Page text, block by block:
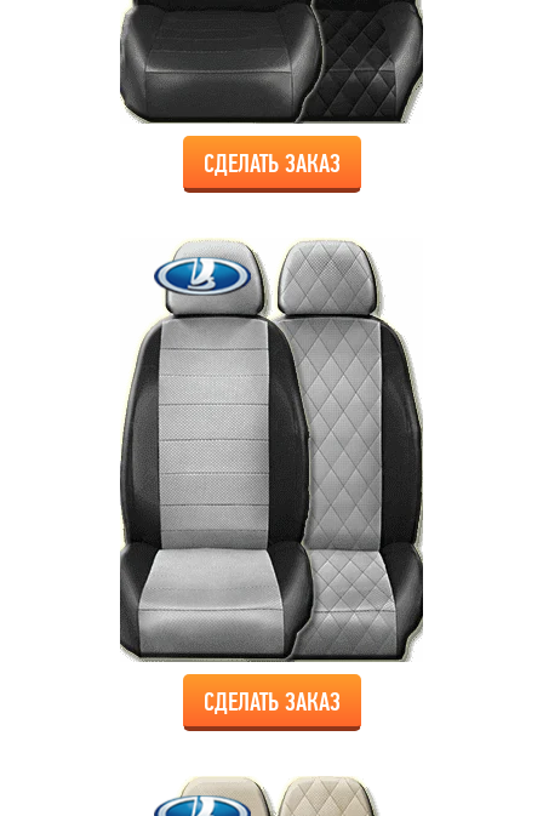
СДЕЛАТЬ ЗАКАЗ
СДЕЛАТЬ ЗАКАЗ